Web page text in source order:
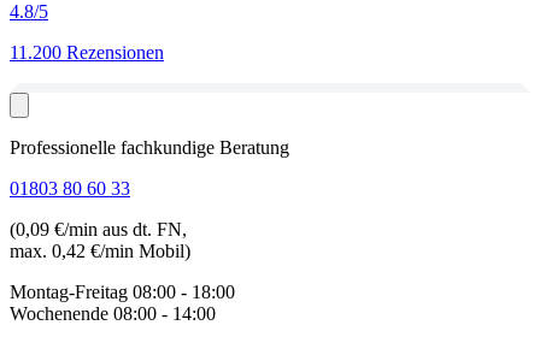
4.8/5
11.200 Rezensionen
Professionelle fachkundige Beratung
01803 80 60 33
(0,09 €/min aus dt. FN,
max. 0,42 €/min Mobil)
Montag-Freitag 08:00 - 18:00
Wochenende 08:00 - 14:00